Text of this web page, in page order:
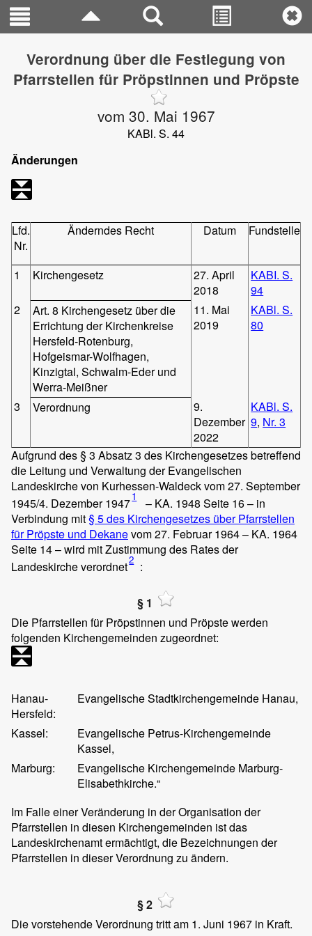
Verordnung über die Festlegung von
Pfarrstellen für Pröpstinnen und Pröpste
vom 30. Mai 1967
KABl. S. 44
Änderungen
Lfd.
Nr.
Änderndes Recht Datum Fundstelle
1 Kirchengesetz
27. April
2018
KABI. S.
94
2
Art. 8 Kirchengesetz über die
Errichtung der Kirchenkreise
Hersfeld-Rotenburg,
Hofgeismar-Wolfhagen,
Kinzigtal, Schwalm-Eder und
Werra-Meißner
11. Mai
2019
KABl. S.
80
3 Verordnung
9.
Dezember
2022
KABl. S.
9, Nr. 3
Aufgrund des § 3 Absatz 3 des Kirchengesetzes betreffend
die Leitung und Verwaltung der Evangelischen
Landeskirche von Kurhessen-Waldeck vom 27. September
1945/4. Dezember 19471
– KA. 1948 Seite 16 – in
Verbindung mit§ 5 des Kirchengesetzes über Pfarrstellen
für Pröpste und Dekanevom 27. Februar 1964 – KA. 1964
Seite 14 – wird mit Zustimmung des Rates der
Landeskirche verordnet2 :
§ 1
Die Pfarrstellen für Pröpstinnen und Pröpste werden
folgenden Kirchengemeinden zugeordnet:
Hanau-
Hersfeld:
Evangelische Stadtkirchengemeinde Hanau,
Kassel:
Evangelische Petrus-Kirchengemeinde
Kassel,
Marburg:
Evangelische Kirchengemeinde Marburg-
Elisabethkirche.“
Im Falle einer Veränderung in der Organisation der
Pfarrstellen in diesen Kirchengemeinden ist das
Landeskirchenamt ermächtigt, die Bezeichnungen der
Pfarrstellen in dieser Verordnung zu ändern.
§ 2
Die vorstehende Verordnung tritt am 1. Juni 1967 in Kraft.